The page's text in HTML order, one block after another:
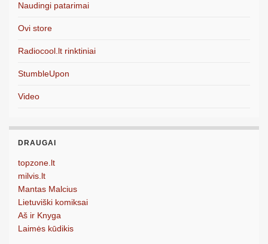
Naudingi patarimai
Ovi store
Radiocool.lt rinktiniai
StumbleUpon
Video
DRAUGAI
topzone.lt
milvis.lt
Mantas Malcius
Lietuviški komiksai
Aš ir Knyga
Laimės kūdikis